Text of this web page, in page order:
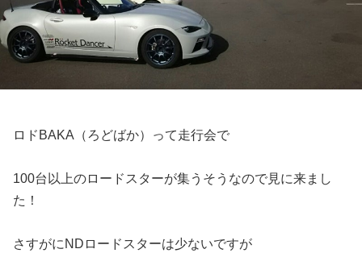
ロドBAKA（ろどばか）って走行会で
100台以上のロードスターが集うそうなので見に来まし
た！
さすがにNDロードスターは少ないですが